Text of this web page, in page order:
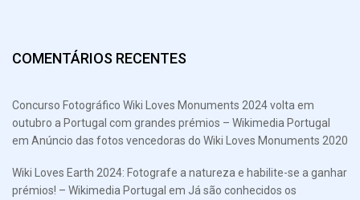
COMENTÁRIOS RECENTES
Concurso Fotográfico Wiki Loves Monuments 2024 volta em
outubro a Portugal com grandes prémios – Wikimedia Portugal
em Anúncio das fotos vencedoras do Wiki Loves Monuments 2020
Wiki Loves Earth 2024: Fotografe a natureza e habilite-se a ganhar
prémios! – Wikimedia Portugal em Já são conhecidos os